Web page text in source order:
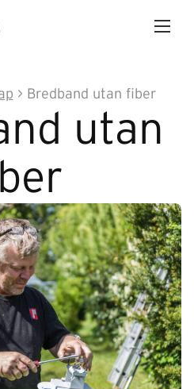
> Bredband utan fiber
utan